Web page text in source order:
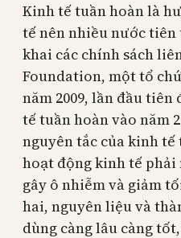
Kinh tế tuần hoàn là
tế nên nhiều nước
khai các chính sách
Foundation, một tổ
năm 2009, lần đầu
tế tuần hoàn vào năm
nguyên tắc của kinh
hoạt động kinh tế phải
gây ô nhiễm và giảm
hai, nguyên liệu và
dùng càng lâu càng